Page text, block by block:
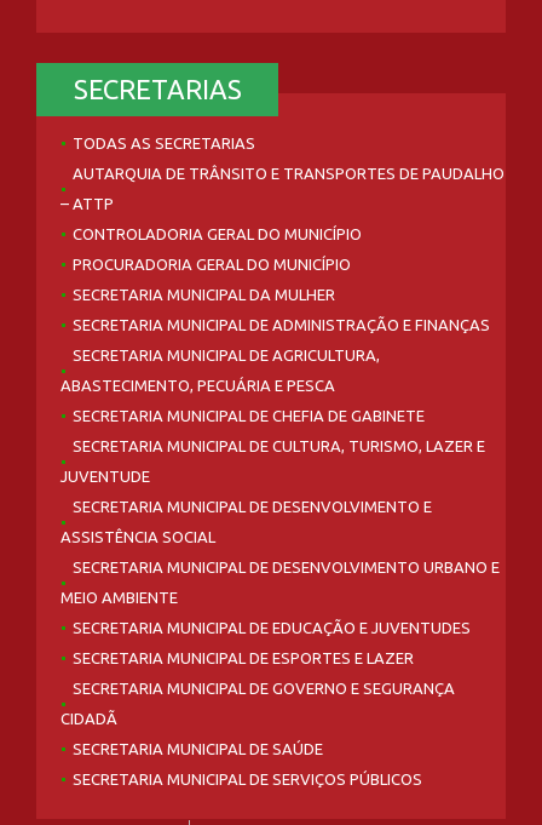
SECRETARIAS
TODAS AS SECRETARIAS
AUTARQUIA DE TRÂNSITO E TRANSPORTES DE PAUDALHO
– ATTP
CONTROLADORIA GERAL DO MUNICÍPIO
PROCURADORIA GERAL DO MUNICÍPIO
SECRETARIA MUNICIPAL DA MULHER
SECRETARIA MUNICIPAL DE ADMINISTRAÇÃO E FINANÇAS
SECRETARIA MUNICIPAL DE AGRICULTURA,
ABASTECIMENTO, PECUÁRIA E PESCA
SECRETARIA MUNICIPAL DE CHEFIA DE GABINETE
SECRETARIA MUNICIPAL DE CULTURA, TURISMO, LAZER E
JUVENTUDE
SECRETARIA MUNICIPAL DE DESENVOLVIMENTO E
ASSISTÊNCIA SOCIAL
SECRETARIA MUNICIPAL DE DESENVOLVIMENTO URBANO E
MEIO AMBIENTE
SECRETARIA MUNICIPAL DE EDUCAÇÃO E JUVENTUDES
SECRETARIA MUNICIPAL DE ESPORTES E LAZER
SECRETARIA MUNICIPAL DE GOVERNO E SEGURANÇA
CIDADÃ
SECRETARIA MUNICIPAL DE SAÚDE
SECRETARIA MUNICIPAL DE SERVIÇOS PÚBLICOS